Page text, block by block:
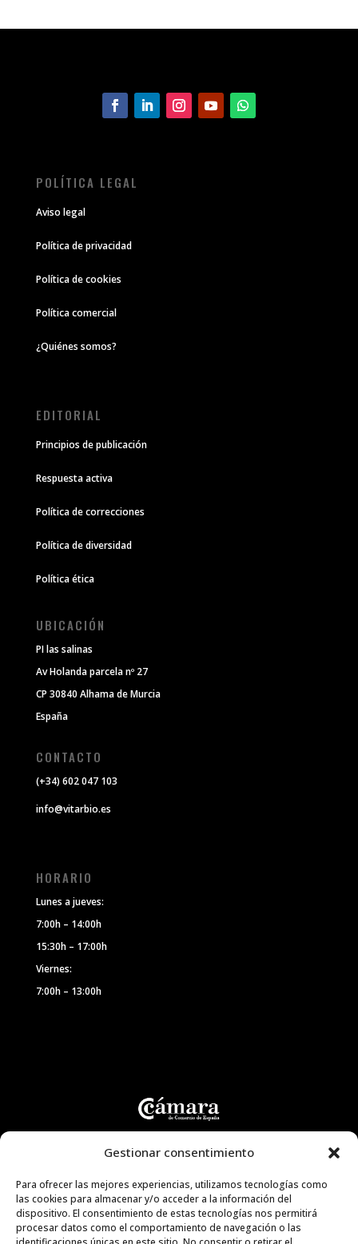
Gestionar consentimiento
Para ofrecer las mejores experiencias, utilizamos tecnologías como
las cookies para almacenar y/o acceder a la información del
dispositivo. El consentimiento de estas tecnologías nos permitirá
procesar datos como el comportamiento de navegación o las
POLÍTICA LEGAL
Aviso legal
Política de privacidad
Política de cookies
Política comercial
¿Quiénes somos?
EDITORIAL
Principios de publicación
Respuesta activa
Política de correcciones
Política de diversidad
Política ética
UBICACIÓN
PI las salinas
Av Holanda parcela nº 27
CP 30840 Alhama de Murcia
España
CONTACTO
(+34) 602 047 103
info@vitarbio.es
HORARIO
Lunes a jueves:
7:00h – 14:00h
15:30h – 17:00h
Viernes:
7:00h – 13:00h